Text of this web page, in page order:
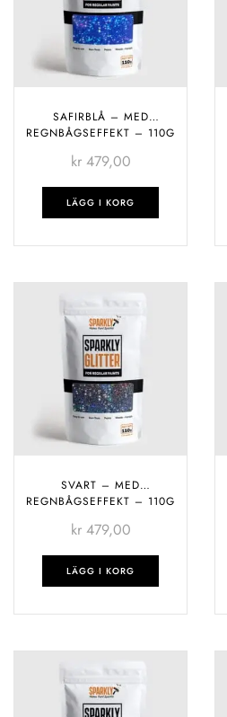
SAFIRBLÅ – MED
REGNBÅGSEFFEKT – 110G
kr479,00
LÄGG I KORG
SVART – MED
REGNBÅGSEFFEKT – 110G
kr479,00
LÄGG I KORG